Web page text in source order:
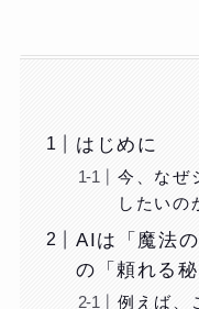
はじめに
今、なぜ
したいの
AIは「魔法
の「頼れる
例えば、